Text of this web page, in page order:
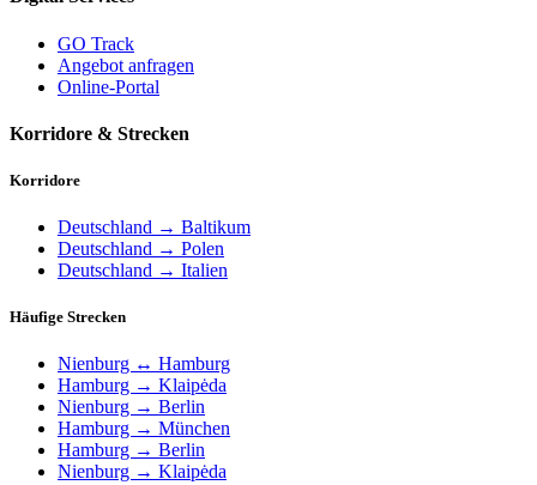
GO Track
Angebot anfragen
Online-Portal
Korridore & Strecken
Korridore
Deutschland → Baltikum
Deutschland → Polen
Deutschland → Italien
Häufige Strecken
Nienburg ↔ Hamburg
Hamburg → Klaipėda
Nienburg → Berlin
Hamburg → München
Hamburg → Berlin
Nienburg → Klaipėda